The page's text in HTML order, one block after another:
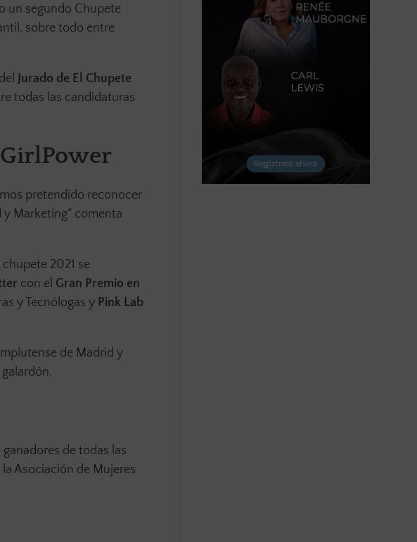
un segundo Chupete
sobre todo entre
Jurado de El Chupete
todas las candidaturas
pretendido reconocer
Marketing” comenta
2021 se
con el Gran Premio en
y Tecnólogas y Pink Lab
de Madrid y
de todas las
Asociación de Mujeres